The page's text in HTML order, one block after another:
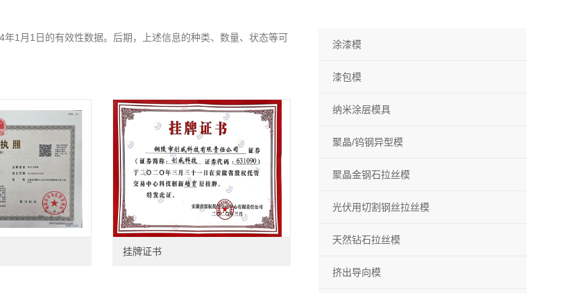
1月1日的有效性数据。后期，上述信息的种类、数量、状态等可
挂牌证书
涂漆模
漆包模
纳米涂层模具
聚晶/钨钢异型模
聚晶金钢石拉丝模
光伏用切割钢丝拉丝模
天然钻石拉丝模
挤出导向模